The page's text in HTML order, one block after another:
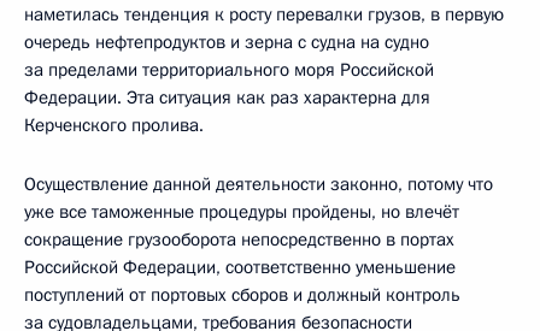
наметилась тенденция к росту перевалки грузов, в первую
очередь нефтепродуктов и зерна с судна на судно
за пределами территориального моря Российской
Федерации. Эта ситуация как раз характерна для
Керченского пролива.
Осуществление данной деятельности законно, потому что
уже все таможенные процедуры пройдены, но влечёт
сокращение грузооборота непосредственно в портах
Российской Федерации, соответственно уменьшение
поступлений от портовых сборов и должный контроль
за судовладельцами, требования безопасности